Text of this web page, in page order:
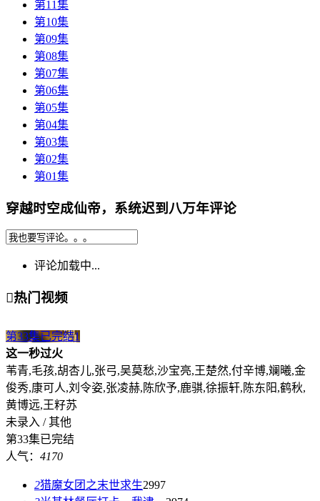
第11集
第10集
第09集
第08集
第07集
第06集
第05集
第04集
第03集
第02集
第01集
穿越时空成仙帝，系统迟到八万年评论
评论加载中...
热门视频
第33集已完结1
这一秒过火
苇青,毛孩,胡杏儿,张弓,吴莫愁,沙宝亮,王楚然,付辛博,斓曦,金
俊秀,康可人,刘令姿,张凌赫,陈欣予,鹿骐,徐振轩,陈东阳,鹤秋,
黄博远,王籽苏
未录入 / 其他
第33集已完结
人气： 4170
2猎魔女团之末世求生2997